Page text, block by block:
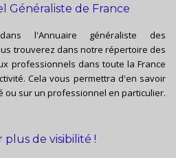
Généraliste de France
l'Annuaire généraliste des
trouverez dans notre répertoire des
professionnels dans toute la France
Cela vous permettra d'en savoir
ou sur un professionnel en particulier.
de visibilité !